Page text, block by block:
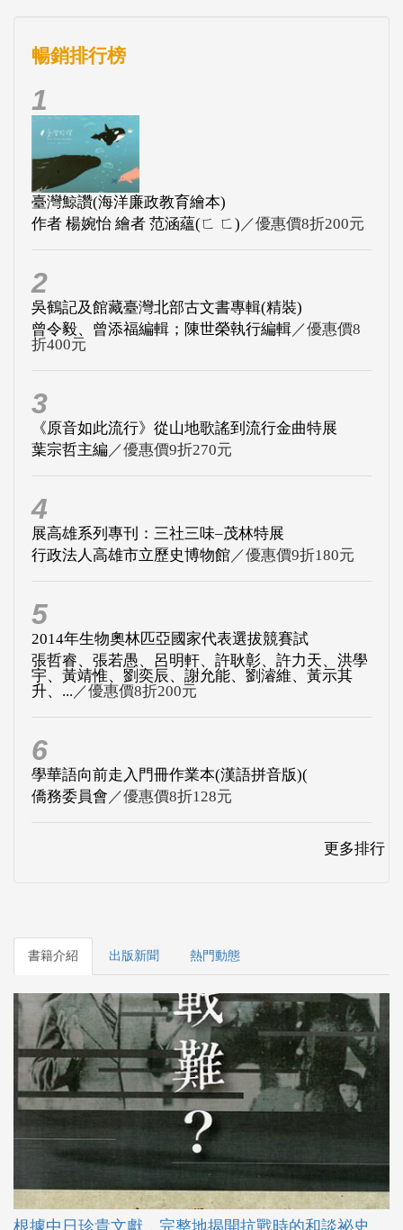
暢銷排行榜
1
臺灣鯨讚(海洋廉政教育繪本)
作者 楊婉怡 繪者 范涵蘊(ㄈ ㄈ) ／優惠價8折200元
2
吳鶴記及館藏臺灣北部古文書專輯(精裝)
曾令毅、曾添福編輯；陳世榮執行編輯／優惠價8
折400元
3
《原音如此流行》從山地歌謠到流行金曲特展
葉宗哲主編 ／優惠價9折270元
4
展高雄系列專刊：三社三味–茂林特展
行政法人高雄市立歷史博物館／優惠價9折180元
5
2014年生物奧林匹亞國家代表選拔競賽試
張哲睿、張若愚、呂明軒、許耿彰、許力天、洪學
宇、黃靖惟、劉奕辰、謝允能、劉濬維、黃示其
升、... ／優惠價8折200元
6
學華語向前走入門冊作業本(漢語拼音版)(
僑務委員會 ／優惠價8折128元
更多排行
書籍介紹 出版新聞 熱門動態